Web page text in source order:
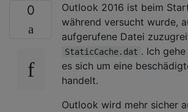
0
Outlook 2016 ist beim
während versucht wurde,
aufgerufene Datei
StaticCache.dat . Ich
es sich um eine
handelt.
Outlook wird mehr sicher